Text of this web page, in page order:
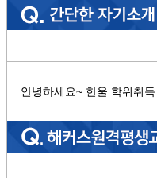
안녕하세요~ 한울 학위취